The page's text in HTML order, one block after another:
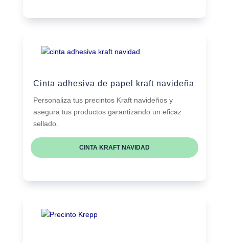
Cinta adhesiva de papel kraft navideña
Personaliza tus precintos Kraft navideños y
asegura tus productos garantizando un eficaz
sellado.
CINTA KRAFT NAVIDAD